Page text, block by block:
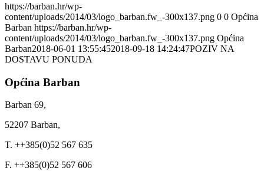
https://barban.hr/wp-
content/uploads/2014/03/logo_barban.fw_-300x137.png 0 0 Općina
Barban https://barban.hr/wp-
content/uploads/2014/03/logo_barban.fw_-300x137.png Općina
Barban2018-06-01 13:55:452018-09-18 14:24:47POZIV NA
DOSTAVU PONUDA
Općina Barban
Barban 69,
52207 Barban,
T. ++385(0)52 567 635
F. ++385(0)52 567 606